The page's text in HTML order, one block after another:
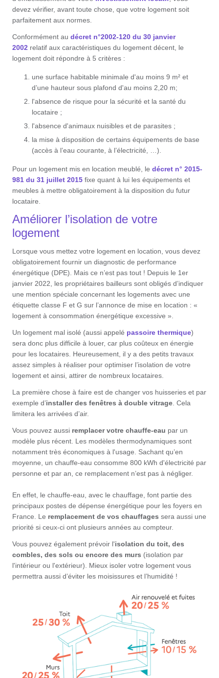
devez vérifier, avant toute chose, que votre logement soit
parfaitement aux normes.
Conformément au décret n°2002-120 du 30 janvier
2002 relatif aux caractéristiques du logement décent, le
logement doit répondre à 5 critères :
une surface habitable minimale d'au moins 9 m² et
d’une hauteur sous plafond d'au moins 2,20 m;
l'absence de risque pour la sécurité et la santé du
locataire ;
l'absence d'animaux nuisibles et de parasites ;
la mise à disposition de certains équipements de base
(accès à l’eau courante, à l’électricité, …).
Pour un logement mis en location meublé, le décret n° 2015-
981 du 31 juillet 2015 fixe quant à lui les équipements et
meubles à mettre obligatoirement à la disposition du futur
locataire.
Améliorer l’isolation de votre
logement
Lorsque vous mettez votre logement en location, vous devez
obligatoirement fournir un diagnostic de performance
énergétique (DPE). Mais ce n’est pas tout ! Depuis le 1er
janvier 2022, les propriétaires bailleurs sont obligés d’indiquer
une mention spéciale concernant les logements avec une
étiquette classe F et G sur l’annonce de mise en location : «
logement à consommation énergétique excessive ».
Un logement mal isolé (aussi appelé passoire thermique)
sera donc plus difficile à louer, car plus coûteux en énergie
pour les locataires. Heureusement, il y a des petits travaux
assez simples à réaliser pour optimiser l’isolation de votre
logement et ainsi, attirer de nombreux locataires.
La première chose à faire est de changer vos huisseries et par
exemple d’installer des fenêtres à double vitrage. Cela
limitera les arrivées d’air.
Vous pouvez aussi remplacer votre chauffe-eau par un
modèle plus récent. Les modèles thermodynamiques sont
notamment très économiques à l'usage. Sachant qu’en
moyenne, un chauffe-eau consomme 800 kWh d'électricité par
personne et par an, ce remplacement n’est pas à négliger.
En effet, le chauffe-eau, avec le chauffage, font partie des
principaux postes de dépense énergétique pour les foyers en
France. Le remplacement de vos chauffages sera aussi une
priorité si ceux-ci ont plusieurs années au compteur.
Vous pouvez également prévoir l'isolation du toit, des
combles, des sols ou encore des murs (isolation par
l'intérieur ou l'extérieur). Mieux isoler votre logement vous
permettra aussi d’éviter les moisissures et l’humidité !